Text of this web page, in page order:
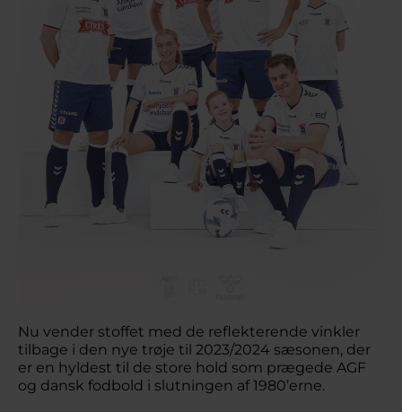
Nu vender stoffet med de reflekterende vinkler
tilbage i den nye trøje til 2023/2024 sæsonen, der
er en hyldest til de store hold som prægede AGF
og dansk fodbold i slutningen af 1980’erne.